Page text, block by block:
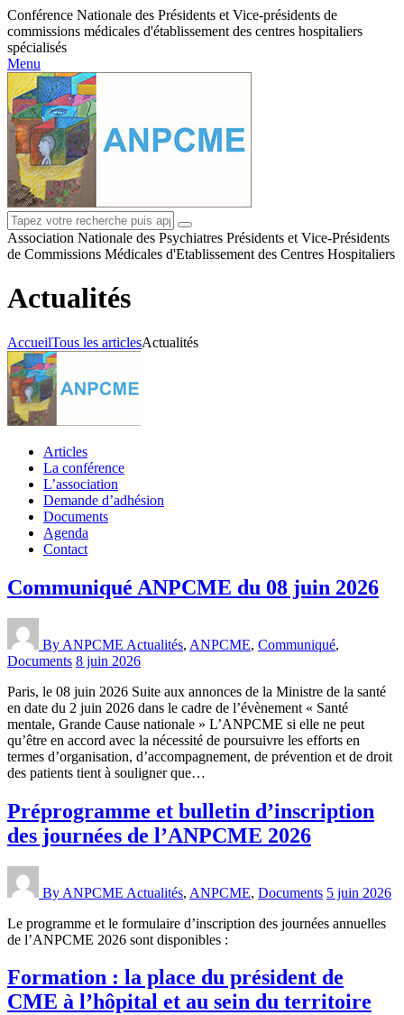
Conférence Nationale des Présidents et Vice-présidents de
commissions médicales d'établissement des centres hospitaliers
spécialisés
Menu
Association Nationale des Psychiatres Présidents et Vice-Présidents
de Commissions Médicales d'Etablissement des Centres Hospitaliers
Actualités
AccueilTous les articlesActualités
Articles
La conférence
L’association
Demande d’adhésion
Documents
Agenda
Contact
Communiqué ANPCME du 08 juin 2026
By ANPCME Actualités, ANPCME, Communiqué,
Documents 8 juin 2026
Paris, le 08 juin 2026 Suite aux annonces de la Ministre de la santé
en date du 2 juin 2026 dans le cadre de l’évènement « Santé
mentale, Grande Cause nationale » L’ANPCME si elle ne peut
qu’être en accord avec la nécessité de poursuivre les efforts en
termes d’organisation, d’accompagnement, de prévention et de droit
des patients tient à souligner que…
Préprogramme et bulletin d’inscription
des journées de l’ANPCME 2026
By ANPCME Actualités, ANPCME, Documents 5 juin 2026
Le programme et le formulaire d’inscription des journées annuelles
de l’ANPCME 2026 sont disponibles :
Formation : la place du président de
CME à l’hôpital et au sein du territoire